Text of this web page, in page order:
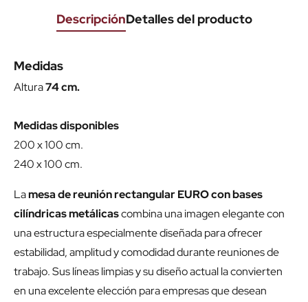
DescripciónDetalles del producto
Medidas
Altura74 cm.
Medidas disponibles
200 x 100 cm.
240 x 100 cm.
Lamesa de reunión rectangular EURO con bases
cilíndricas metálicascombina una imagen elegante con
una estructura especialmente diseñada para ofrecer
estabilidad, amplitud y comodidad durante reuniones de
trabajo. Sus líneas limpias y su diseño actual la convierten
en una excelente elección para empresas que desean